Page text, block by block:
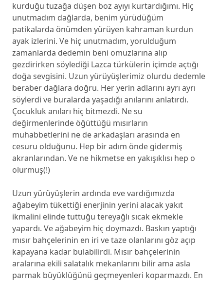
kurduğu tuzağa düşen boz ayıyı kurtardığımı. Hiç
unutmadım dağlarda, benim yürüdüğüm
patikalarda önümden yürüyen kahraman kurdun
ayak izlerini. Ve hiç unutmadım, yorulduğum
zamanlarda dedemin beni omuzlarına alıp
gezdirirken söylediği Lazca türkülerin içimde açtığı
doğa sevgisini. Uzun yürüyüşlerimiz olurdu dedemle
beraber dağlara doğru. Her yerin adlarını ayrı ayrı
söylerdi ve buralarda yaşadığı anılarını anlatırdı.
Çocukluk anıları hiç bitmezdi. Ne su
değirmenlerinde öğüttüğü mısırların
muhabbetlerini ne de arkadaşları arasında en
cesuru olduğunu. Hep bir adım önde gidermiş
akranlarından. Ve ne hikmetse en yakışıklısı hep o
olurmuş(!)
Uzun yürüyüşlerin ardında eve vardığımızda
ağabeyim tükettiği enerjinin yerini alacak yakıt
ikmalini elinde tuttuğu tereyağlı sıcak ekmekle
yapardı. Ve ağabeyim hiç doymazdı. Baskın yaptığı
mısır bahçelerinin en iri ve taze olanlarını göz açıp
kapayana kadar bulabilirdi. Mısır bahçelerinin
aralarına ekili salatalık mekanlarını bilir ama asla
parmak büyüklüğünü geçmeyenleri koparmazdı. En